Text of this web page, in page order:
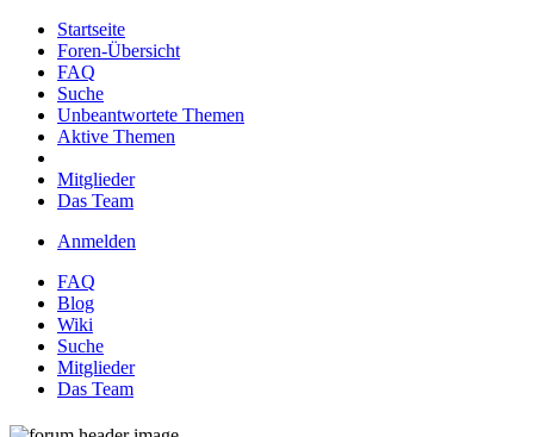
Startseite
Foren-Übersicht
FAQ
Suche
Unbeantwortete Themen
Aktive Themen
Mitglieder
Das Team
Anmelden
FAQ
Blog
Wiki
Suche
Mitglieder
Das Team